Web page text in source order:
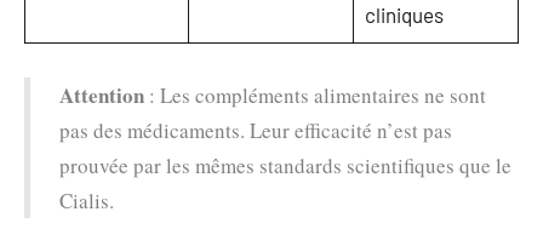
cliniques
Attention : Les compléments alimentaires ne sont
pas des médicaments. Leur efficacité n’est pas
prouvée par les mêmes standards scientifiques que le
Cialis.